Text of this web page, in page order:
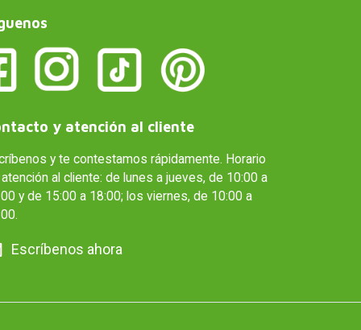
y atención al cliente
y te contestamos rápidamente. Horario
al cliente: de lunes a jueves, de 10:00 a
y de 15:00 a 18:00; los viernes, de 10:00 a
Escríbenos ahora